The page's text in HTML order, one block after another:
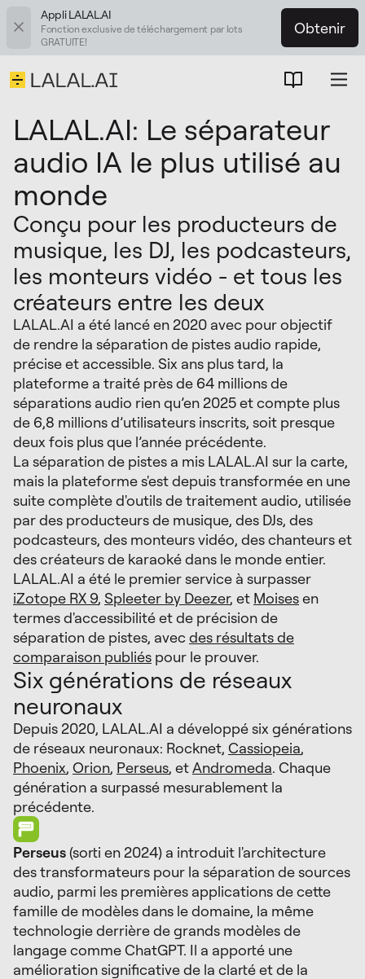
Appli LALAL.AI
Fonction exclusive de téléchargement par lots
GRATUITE!
Obtenir
LALAL.AI: Le séparateur
audio IA le plus utilisé au
monde
Conçu pour les producteurs de
musique, les DJ, les podcasteurs,
les monteurs vidéo - et tous les
créateurs entre les deux
LALAL.AI a été lancé en 2020 avec pour objectif
de rendre la séparation de pistes audio rapide,
précise et accessible. Six ans plus tard, la
plateforme a traité près de 64 millions de
séparations audio rien qu’en 2025 et compte plus
de 6,8 millions d’utilisateurs inscrits, soit presque
deux fois plus que l’année précédente.
La séparation de pistes a mis LALAL.AI sur la carte,
mais la plateforme s'est depuis transformée en une
suite complète d'outils de traitement audio, utilisée
par des producteurs de musique, des DJs, des
podcasteurs, des monteurs vidéo, des chanteurs et
des créateurs de karaoké dans le monde entier.
LALAL.AI a été le premier service à surpasser
iZotope RX 9, Spleeter by Deezer, et Moisesen
termes d'accessibilité et de précision de
séparation de pistes, avec des résultats de
comparaison publiés pour le prouver.
Six générations de réseaux
neuronaux
Depuis 2020, LALAL.AI a développé six générations
de réseaux neuronaux: Rocknet, Cassiopeia,
Phoenix, Orion, Perseus, etAndromeda. Chaque
génération a surpassé mesurablement la
précédente.
Perseus(sorti en 2024) a introduit l'architecture
des transformateurs pour la séparation de sources
audio, parmi les premières applications de cette
famille de modèles dans le domaine, la même
technologie derrière de grands modèles de
langage comme ChatGPT. Il a apporté une
amélioration significative de la clarté et de la